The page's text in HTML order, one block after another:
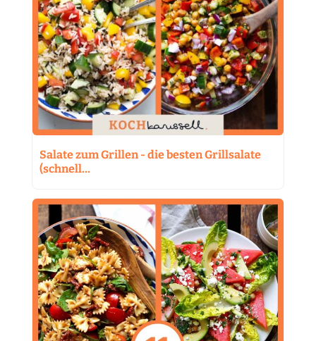
Salate zum Grillen - die besten Grillsalate
(schnell…